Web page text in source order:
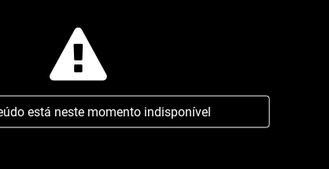
está neste momento indisponível